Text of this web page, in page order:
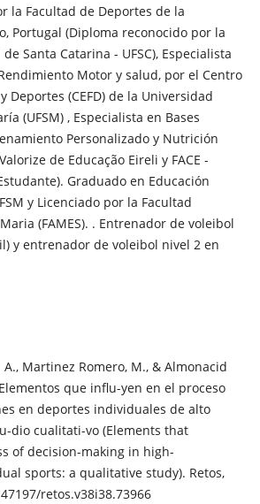
la Facultad de Deportes de la
Portugal (Diploma reconocido por la
Santa Catarina - UFSC), Especialista
Motor y salud, por el Centro
Deportes (CEFD) de la Universidad
(UFSM) , Especialista en Bases
Personalizado y Nutrición
de Educação Eireli y FACE -
Graduado en Educación
y Licenciado por la Facultad
(FAMES). . Entrenador de voleibol
y entrenador de voleibol nivel 2 en
Martinez Romero, M., & Almonacid
que influ-yen en el proceso
en deportes individuales de alto
dio cualitati-vo (Elements that
of decision-making in high-
sports: a qualitative study). Retos,
retos.v38i38.73966